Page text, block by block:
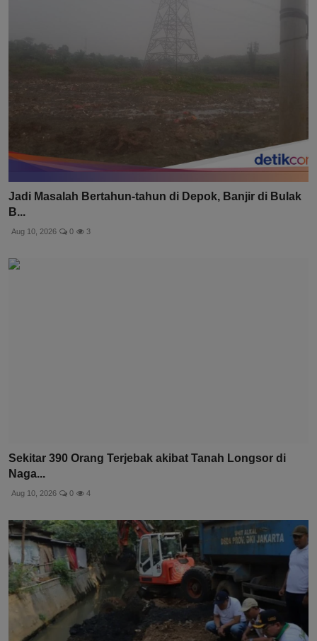
Jadi Masalah Bertahun-tahun di Depok, Banjir di Bulak
B...
Aug 10, 2026 0 3
Sekitar 390 Orang Terjebak akibat Tanah Longsor di
Naga...
Aug 10, 2026 0 4